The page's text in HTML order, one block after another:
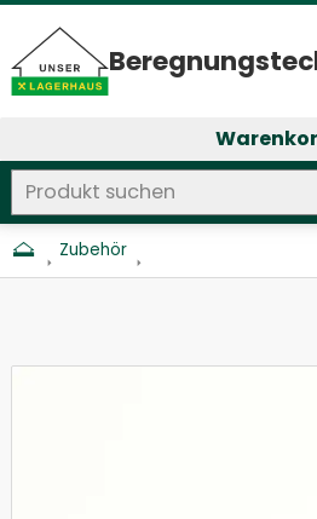
Seitenweite
Produkt suchen
Zubehör